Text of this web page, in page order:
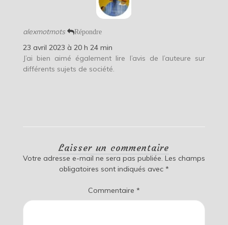
alexmotmots Répondre
23 avril 2023 à 20 h 24 min
J’ai bien aimé également lire l’avis de l’auteure sur
différents sujets de société.
Laisser un commentaire
Votre adresse e-mail ne sera pas publiée. Les champs
obligatoires sont indiqués avec *
Commentaire *